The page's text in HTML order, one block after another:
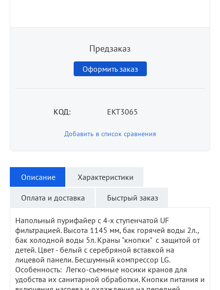
Предзаказ
Оформить заказ
КОД: EKT3065
Добавить в список сравнения
Описание Характеристики
Оплата и доставка Быстрый заказ
Напольный пурифайер с 4-х ступенчатой UF
фильтрацией. Высота 1145 мм, бак горячей воды 2л.,
бак холодной воды 5л. Краны "кнопки" с защитой от
детей. Цвет - белый с серебряной вставкой на
лицевой панели. Бесшумный компрессор LG.
Особенность: Легко-съемные носики кранов для
удобства их санитарной обработки. Кнопки питания и